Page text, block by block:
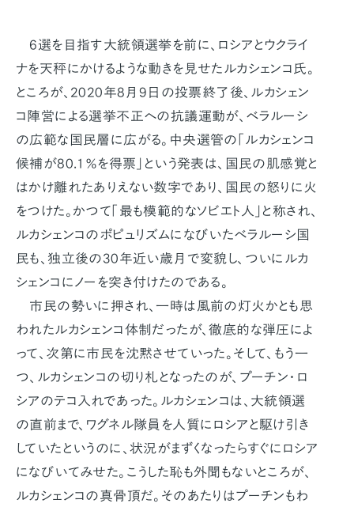
6選を目指す大統領選挙を前に、ロシアとウクライ
ナを天秤にかけるような動きを見せたルカシェンコ氏。
ところが、2020年8月9日の投票終了後、ルカシェン
コ陣営による選挙不正への抗議運動が、ベラルーシ
の広範な国民層に広がる。中央選管の「ルカシェンコ
候補が80.1％を得票」という発表は、国民の肌感覚と
はかけ離れたありえない数字であり、国民の怒りに火
をつけた。かつて「最も模範的なソビエト人」と称され、
ルカシェンコのポピュリズムになびいたベラルーシ国
民も、独立後の30年近い歳月で変貌し、ついにルカ
シェンコにノーを突き付けたのである。
市民の勢いに押され、一時は風前の灯火かとも思
われたルカシェンコ体制だったが、徹底的な弾圧によ
って、次第に市民を沈黙させていった。そして、もう一
つ、ルカシェンコの切り札となったのが、プーチン・ロ
シアのテコ入れであった。ルカシェンコは、大統領選
の直前まで、ワグネル隊員を人質にロシアと駆け引き
していたというのに、状況がまずくなったらすぐにロシア
になびいてみせた。こうした恥も外聞もないところが、
ルカシェンコの真骨頂だ。そのあたりはプーチンもわ